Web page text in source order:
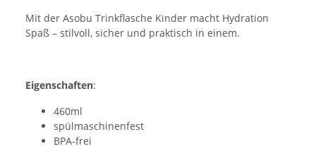
Mit der Asobu Trinkflasche Kinder macht Hydration
Spaß – stilvoll, sicher und praktisch in einem.
Eigenschaften:
460ml
spülmaschinenfest
BPA-frei